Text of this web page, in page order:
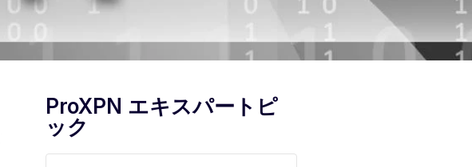
ProXPN エキスパートピ
ック